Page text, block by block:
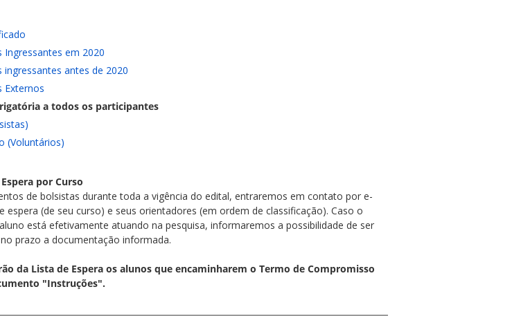
Ingressantes em 2020
ingressantes antes de 2020
Externos
a todos os participantes
(Voluntários)
por Curso
de bolsistas durante toda a vigência do edital, entraremos em contato por e-
espera (de seu curso) e seus orientadores (em ordem de classificação). Caso o
está efetivamente atuando na pesquisa, informaremos a possibilidade de ser
prazo a documentação informada.
da Lista de Espera os alunos que encaminharem o Termo de Compromisso
"Instruções".